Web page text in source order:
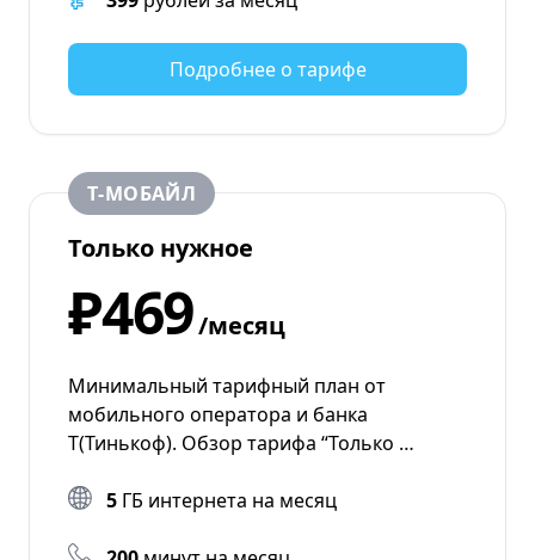
Подробнее о тарифе
Т‑МОБАЙЛ
Только нужное
₽469/месяц
Минимальный тарифный план от
мобильного оператора и банка
Т(Тинькоф). Обзор тарифа “Только …
5 ГБ интернета на месяц